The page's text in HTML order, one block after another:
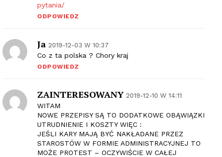
pytania/
ODPOWIEDZ
Ja 2019-12-03 W 10:37
Co z ta polska ? Chory kraj
ODPOWIEDZ
ZAINTERESOWANY 2019-12-10 W 14:11
WITAM
NOWE PRZEPISY SĄ TO DODATKOWE OBĄWIĄZKI
UTRUDNIENIE I KOSZTY WIĘC :
JEŚLI KARY MAJĄ BYĆ NAKŁADANE PRZEZ
STAROSTÓW W FORMIE ADMINISTRACYJNEJ TO
MOŻE PROTEST – OCZYWIŚCIE W CAŁEJ